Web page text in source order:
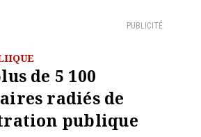
PUBLICITÉ
de 5 100
radiés de
publique